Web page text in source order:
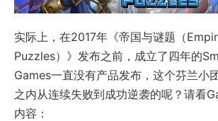
实际上，在2017年《帝国与谜题（
Puzzles）》发布之前，成立了四年的
Games一直没有产品发布，这个芬兰小
之内从连续失败到成功逆袭的呢？请看
内容：